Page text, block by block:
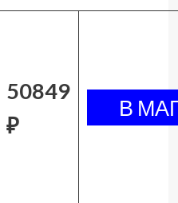
50849
₽